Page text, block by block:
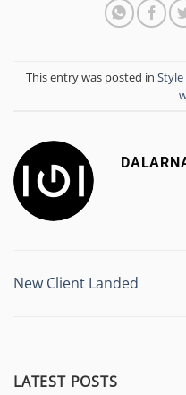
This entry was posted in Style
New Client Landed
LATEST POSTS